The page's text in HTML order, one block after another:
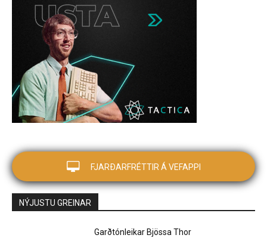
FJARÐARFRÉTTIR Á VEFAPPI
NÝJUSTU GREINAR
Garðtónleikar Bjössa Thor